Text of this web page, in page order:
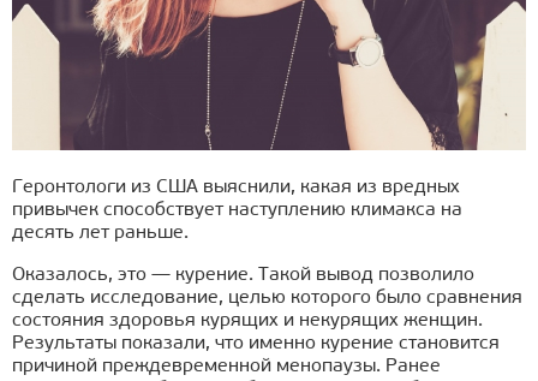
Геронтологи из США выяснили, какая из вредных
привычек способствует наступлению климакса на
десять лет раньше.
Оказалось, это — курение. Такой вывод позволило
сделать исследование, целью которого было сравнения
состояния здоровья курящих и некурящих женщин.
Результаты показали, что именно курение становится
причиной преждевременной менопаузы. Ранее